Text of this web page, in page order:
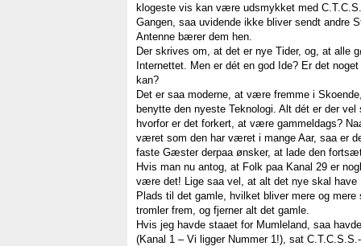
klogeste vis kan være udsmykket med
Gangen, saa uvidende ikke bliver sendt andre
Antenne bærer dem hen.
Der skrives om, at det er nye Tider, og, at alle
Internettet. Men er dét en god Ide? Er det
kan?
Det er saa moderne, at være fremme i
benytte den nyeste Teknologi. Alt dét er der
hvorfor er det forkert, at være gammeldags?
været som den har været i mange Aar, saa er
faste Gæster derpaa ønsker, at lade den
Hvis man nu antog, at Folk paa Kanal 29 er
være det! Lige saa vel, at alt det nye skal
Plads til det gamle, hvilket bliver mere og
tromler frem, og fjerner alt det gamle.
Hvis jeg havde staaet for Mumleland, saa
(Kanal 1 – Vi ligger Nummer 1!), sat